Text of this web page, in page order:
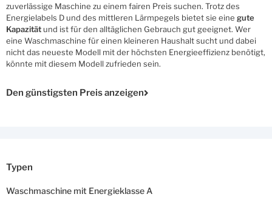
zuverlässige Maschine zu einem fairen Preis suchen. Trotz des
Energielabels D und des mittleren Lärmpegels bietet sie eine gute
Kapazität und ist für den alltäglichen Gebrauch gut geeignet. Wer
eine Waschmaschine für einen kleineren Haushalt sucht und dabei
nicht das neueste Modell mit der höchsten Energieeffizienz benötigt,
könnte mit diesem Modell zufrieden sein.
Den günstigsten Preis anzeigen
Typen
Waschmaschine mit Energieklasse A